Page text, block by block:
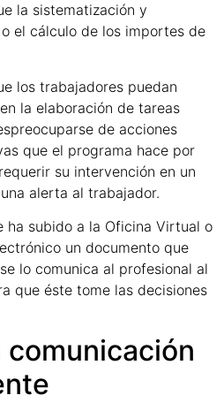
la sistematización y
el cálculo de los importes de
los trabajadores puedan
la elaboración de tareas
de acciones
que el programa hace por
su intervención en un
alerta al trabajador.
ha subido a la Oficina Virtual o
un documento que
lo comunica al profesional al
que éste tome las decisiones
comunicación